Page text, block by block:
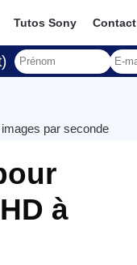
Tutos Sony Contact
par seconde
à